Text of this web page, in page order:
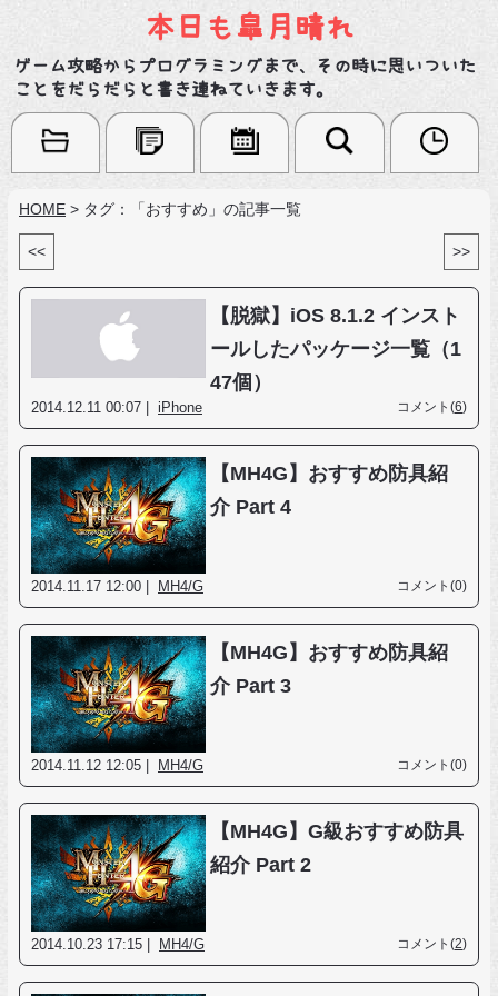
本日も皐月晴れ
ゲーム攻略からプログラミングまで、その時に思いついた
ことをだらだらと書き連ねていきます。
HOME > タグ：「おすすめ」の記事一覧
<< >>
【脱獄】iOS 8.1.2 インスト
ールしたパッケージ一覧（1
47個）
2014.12.11 00:07 | iPhone コメント(6)
【MH4G】おすすめ防具紹
介 Part 4
2014.11.17 12:00 | MH4/G コメント(0)
【MH4G】おすすめ防具紹
介 Part 3
2014.11.12 12:05 | MH4/G コメント(0)
【MH4G】G級おすすめ防具
紹介 Part 2
2014.10.23 17:15 | MH4/G コメント(2)